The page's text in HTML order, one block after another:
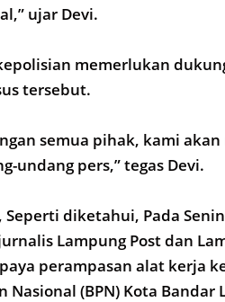
ujar Devi.
memerlukan
tersebut.
semua pihak, kami
undang pers,” tegas Devi.
diketahui, Pada
Lampung Post dan
perampasan alat kerja
Nasional (BPN) Kota Bandar